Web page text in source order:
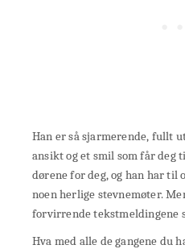
Han er så sjarmerende, fullt
ansikt og et smil som får deg
dørene for deg, og han har til
noen herlige stevnemøter.
forvirrende tekstmeldingene
Hva med alle de gangene du